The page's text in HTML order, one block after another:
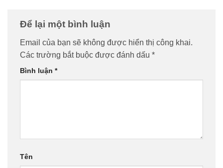
Để lại một bình luận
Email của bạn sẽ không được hiển thị công khai.
Các trường bắt buộc được đánh dấu *
Bình luận *
Tên